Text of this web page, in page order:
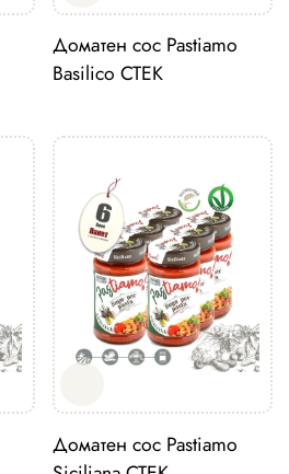
Доматен сос Pastiamo
Basilico СТЕК
Доматен сос Pastiamo